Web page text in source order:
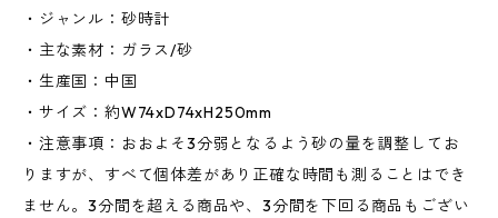
・ジャンル：砂時計
・主な素材：ガラス/砂
・生産国：中国
・サイズ：約W74xD74xH250mm
・注意事項：おおよそ3分弱となるよう砂の量を調整してお
りますが、すべて個体差があり正確な時間も測ることはでき
ません。3分間を超える商品や、3分間を下回る商品もござい